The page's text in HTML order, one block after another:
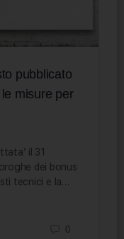
pubblicato
misure per
il 31
dei bonus
tecnici e la…
0